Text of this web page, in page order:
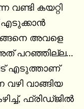
കയറ്റി
എടുക്കാൻ
അവളെ
പറഞ്ഞില്ല…
എടുത്താണ്
വഴി വാങ്ങിയ
ഫ്രിഡ്ജിൽ